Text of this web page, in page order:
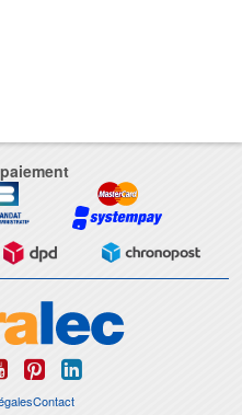
Contact